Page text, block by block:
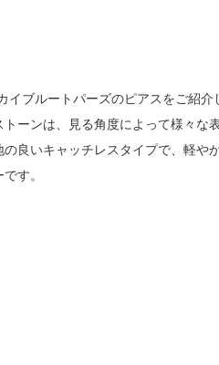
ブルートパーズのピアスをご紹介
ーンは、見る角度によって様々な
良いキャッチレスタイプで、軽や
す。